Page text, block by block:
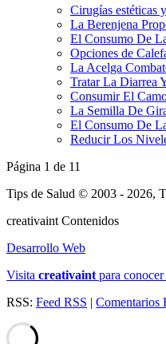
Cirugías estéticas
La Berenjena
El Consumo De
Opciones de
La Acelga
Tratar La Diarrea
Consumir El
La Semilla De
El Consumo De
Reducir Los
Página 1 de 11
Tips de Salud © 2003 - 2026,
creativaint Contenidos
Desarrollo Web
Visita creativaint para
RSS: Feed RSS | Comentarios